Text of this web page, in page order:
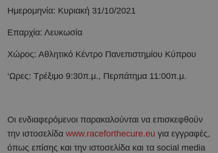
Ημερομηνία: Κυριακή 31/10/2021
Επαρχία: Λευκωσία
Χώρος: Αθλητικό Κέντρο Πανεπιστημίου Κύπρου
‘Ωρες: Τρέξιμο 9:30π.μ., Περπάτημα 11:00π.μ.
Οι ενδιαφερόμενοι παρακαλούνται να επισκεφθούν
την ιστοσελίδα www.raceforthecure.eu για εγγραφές,
όπως επίσης και την ιστοσελίδα και τα social media